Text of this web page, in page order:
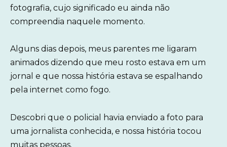
fotografia, cujo significado eu ainda não
compreendia naquele momento.
Alguns dias depois, meus parentes me ligaram
animados dizendo que meu rosto estava em um
jornal e que nossa história estava se espalhando
pela internet como fogo.
Descobri que o policial havia enviado a foto para
uma jornalista conhecida, e nossa história tocou
muitas pessoas.